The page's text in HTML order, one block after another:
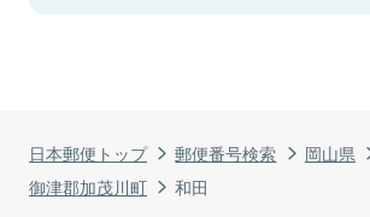
日本郵便トップ 郵便番号検索
岡山県
御津郡加茂川町
和田